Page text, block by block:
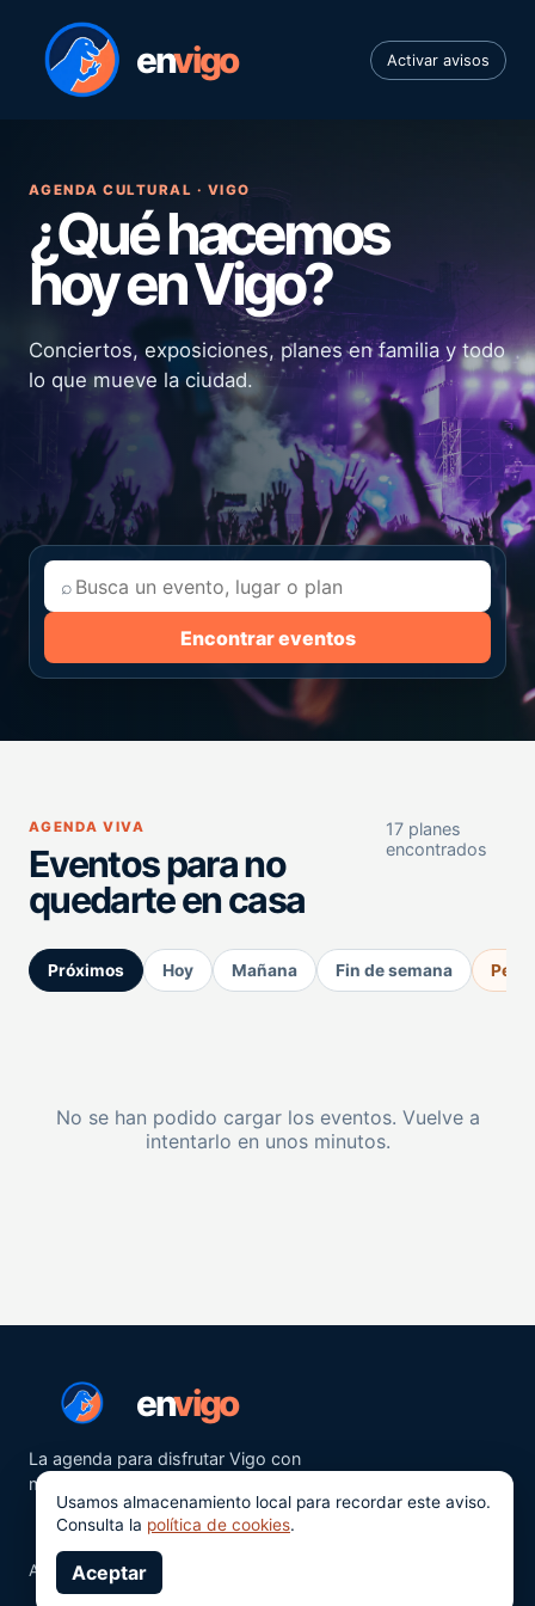
envigo Activar avisos
AGENDA CULTURAL · VIGO
¿Qué hacemos
hoy en Vigo?
Conciertos, exposiciones, planes en familia y todo
lo que mueve la ciudad.
⌕
Encontrar eventos
AGENDA VIVA
Eventos para no
quedarte en casa
17 planes
encontrados
Próximos Hoy Mañana Fin de semana
No se han podido cargar los eventos. Vuelve a
intentarlo en unos minutos.
envigo
La agenda para disfrutar Vigo con
más ganas.
Aviso legalPrivacidad
Usamos almacenamiento local para recordar este aviso.
Consulta la política de cookies.
Aceptar